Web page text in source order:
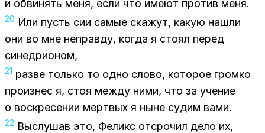
и об­ви­нять меня, если что име­ют про­тив меня.
20 Или пусть сии са­мые ска­жут, ка­кую на­шли
они во мне неправ­ду, ко­гда я сто­ял пе­ред
си­нед­ри­о­ном,
21 раз­ве толь­ко то одно сло­во, ко­то­рое гром­ко
про­из­нес я, стоя меж­ду ними, что за уче­ние
о вос­кре­се­нии мерт­вых я ныне су­дим вами.
22 Вы­слу­шав это, Фе­ликс от­сро­чил дело их,